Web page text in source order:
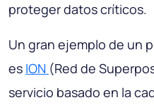
proteger datos críticos.
Un gran ejemplo de un
es ION (Red de
servicio basado en la